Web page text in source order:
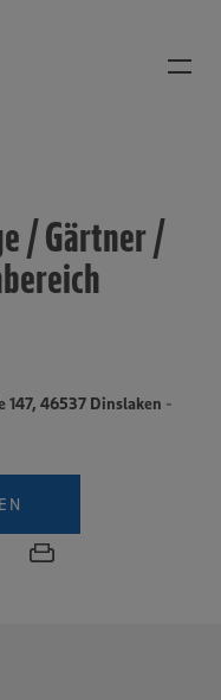
/ Gärtner /
147, 46537 Dinslaken -